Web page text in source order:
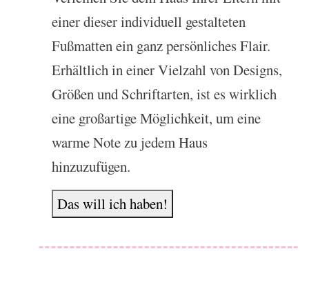
einer dieser individuell gestalteten
Fußmatten ein ganz persönliches Flair.
Erhältlich in einer Vielzahl von Designs,
Größen und Schriftarten, ist es wirklich
eine großartige Möglichkeit, um eine
warme Note zu jedem Haus
hinzuzufügen.
Das will ich haben!